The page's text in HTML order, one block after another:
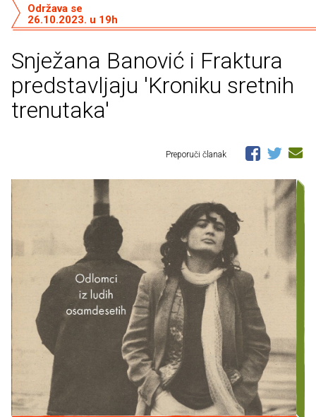
Snježana Banović i Fraktura
predstavljaju 'Kroniku sretnih
trenutaka'
Održava se
26.10.2023. u 19h
Preporuči članak